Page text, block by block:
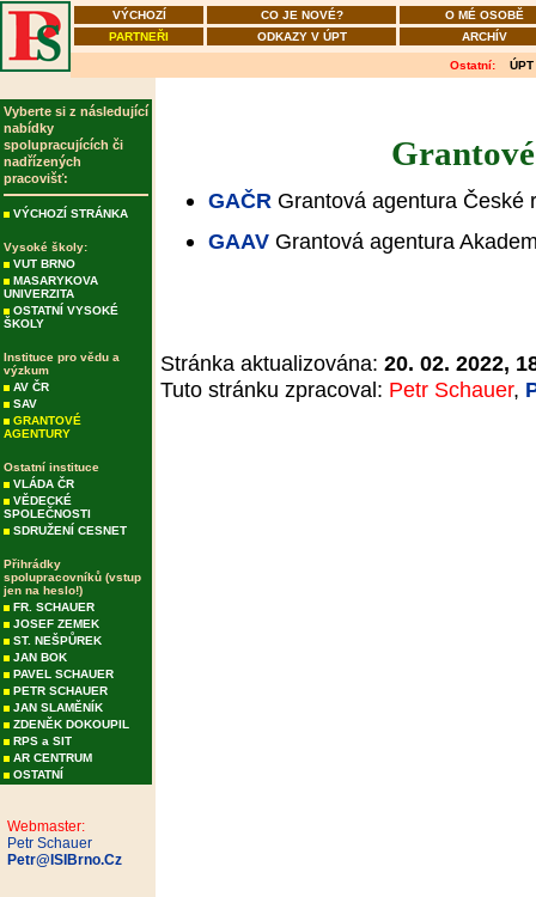
VÝCHOZÍ CO JE NOVÉ?
O MÉ OSOBĚ
PARTNEŘI
ODKAZY V ÚPT ARCHÍV
Ostatní: ÚPT
Vyberte si z následující
nabídky
spolupracujících či
nadřízených
pracovišť:
VÝCHOZÍ STRÁNKA
Vysoké školy:
VUT BRNO
MASARYKOVA
UNIVERZITA
OSTATNÍ VYSOKÉ
ŠKOLY
Instituce pro vědu a
výzkum
AV ČR
SAV
GRANTOVÉ
AGENTURY
Ostatní instituce
VLÁDA ČR
VĚDECKÉ
SPOLEČNOSTI
SDRUŽENÍ CESNET
Přihrádky
spolupracovníků (vstup
jen na heslo!)
FR. SCHAUER
JOSEF ZEMEK
ST. NEŠPŮREK
JAN BOK
PAVEL SCHAUER
PETR SCHAUER
JAN SLAMĚNÍK
ZDENĚK DOKOUPIL
RPS a SIT
AR CENTRUM
OSTATNÍ
Webmaster:
Petr Schauer
Petr@ISIBrno.Cz
GAČR Grantová agentura České
GAAV Grantová agentura
Stránka aktualizována: 20. 02. 2022,
Tuto stránku zpracoval: Petr Schauer,